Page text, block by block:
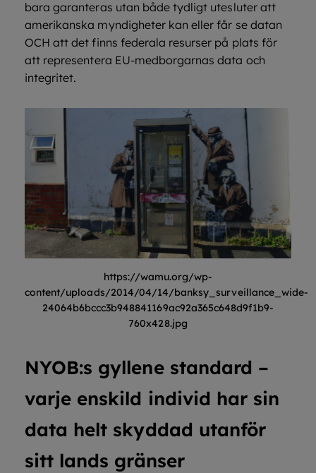
bara garanteras utan både tydligt utesluter att
amerikanska myndigheter kan eller får se datan
OCH att det finns federala resurser på plats för
att representera EU-medborgarnas data och
integritet.
https://wamu.org/wp-
content/uploads/2014/04/14/banksy_surveillance_wide-
24064b6bccc3b948841169ac92a365c648d9f1b9-
760x428.jpg
NYOB:s gyllene standard –
varje enskild individ har sin
data helt skyddad utanför
sitt lands gränser